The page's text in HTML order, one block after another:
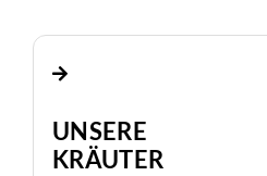
UNSERE
KRÄUTER